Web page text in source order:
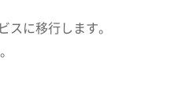
に移行します。